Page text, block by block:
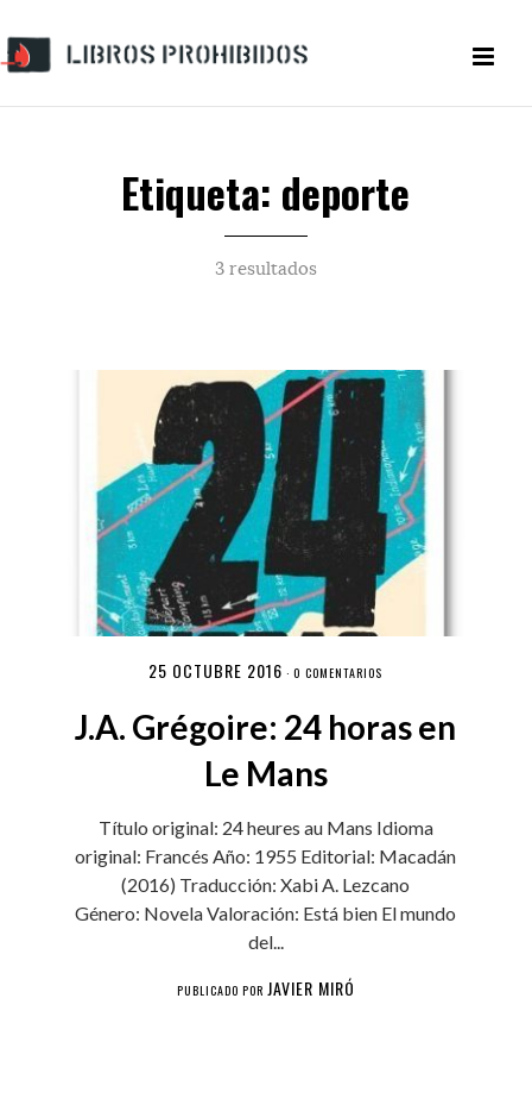
Etiqueta: deporte
3 resultados
25 OCTUBRE 2016 ·0 COMENTARIOS
J.A. Grégoire: 24 horas en
Le Mans
Título original: 24 heures au Mans Idioma
original: Francés Año: 1955 Editorial: Macadán
(2016) Traducción: Xabi A. Lezcano
Género: Novela Valoración: Está bien El mundo
del...
PUBLICADO POR JAVIER MIRÓ